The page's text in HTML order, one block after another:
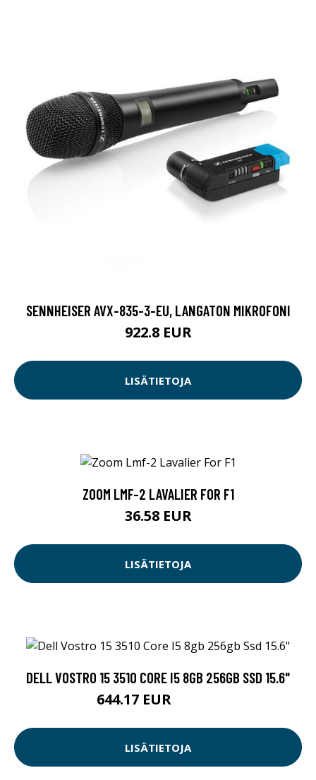
SENNHEISER AVX-835-3-EU, LANGATON MIKROFONI
922.8 EUR
LISÄTIETOJA
ZOOM LMF-2 LAVALIER FOR F1
36.58 EUR
LISÄTIETOJA
DELL VOSTRO 15 3510 CORE I5 8GB 256GB SSD 15.6"
644.17 EUR
LISÄTIETOJA